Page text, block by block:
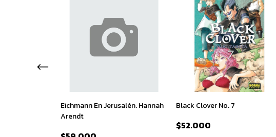
Eichmann En Jerusalén. Hannah
Arendt
Black Clover No. 7
$52.000